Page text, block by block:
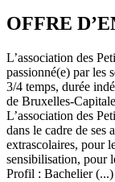
OFFRE
L’association des
passionné(e) par les
3/4 temps, durée
de Bruxelles-Capitale
L’association des
dans le cadre de ses
extrascolaires, pour
sensibilisation, pour
Profil : Bachelier (...)